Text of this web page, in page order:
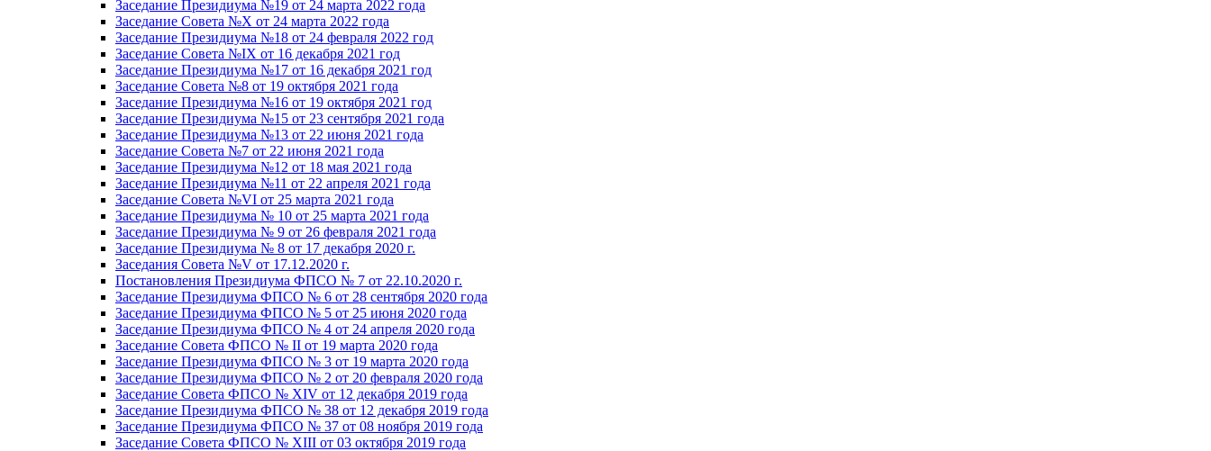
Заседание Президиума №19 от 24 марта 2022 года
Заседание Совета №X от 24 марта 2022 года
Заседание Президиума №18 от 24 февраля 2022 год
Заседание Совета №IX от 16 декабря 2021 год
Заседание Президиума №17 от 16 декабря 2021 год
Заседание Совета №8 от 19 октября 2021 года
Заседание Президиума №16 от 19 октября 2021 год
Заседание Президиума №15 от 23 сентября 2021 года
Заседание Президиума №13 от 22 июня 2021 года
Заседание Совета №7 от 22 июня 2021 года
Заседание Президиума №12 от 18 мая 2021 года
Заседание Президиума №11 от 22 апреля 2021 года
Заседание Совета №VI от 25 марта 2021 года
Заседание Президиума № 10 от 25 марта 2021 года
Заседание Президиума № 9 от 26 февраля 2021 года
Заседание Президиума № 8 от 17 декабря 2020 г.
Заседания Совета №V от 17.12.2020 г.
Постановления Президиума ФПСО № 7 от 22.10.2020 г.
Заседание Президиума ФПСО № 6 от 28 сентября 2020 года
Заседание Президиума ФПСО № 5 от 25 июня 2020 года
Заседание Президиума ФПСО № 4 от 24 апреля 2020 года
Заседание Совета ФПСО № II от 19 марта 2020 года
Заседание Президиума ФПСО № 3 от 19 марта 2020 года
Заседание Президиума ФПСО № 2 от 20 февраля 2020 года
Заседание Совета ФПСО № XIV от 12 декабря 2019 года
Заседание Президиума ФПСО № 38 от 12 декабря 2019 года
Заседание Президиума ФПСО № 37 от 08 ноября 2019 года
Заседание Совета ФПСО № XIII от 03 октября 2019 года